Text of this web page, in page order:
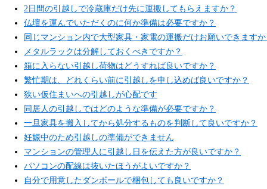
2日間の引越しで冷蔵庫だけ先に運搬してもらえますか？
仏壇を運んでいただくのに何か準備は必要ですか？
同じマンション内で大型家具・家電の運搬だけお願いできます
メタルラックは分解しておくべきですか？
箱に入らない引越し荷物はどうすれば良いですか？
繁忙期は、どれくらい前に引越しを申し込めば良いですか？
狭い仮住まいへの引越しが心配です
同居人の引越しではどのような準備が必要ですか？
一旦家具を搬入してから処分するものを判断して良いですか？
妊娠中のため引越しの準備ができません
マンションの管理人に引越し日を伝えた方が良いですか？
パソコンの配線は抜いたほうがよいですか？
自分で用意したダンボールで梱包しても良いですか？